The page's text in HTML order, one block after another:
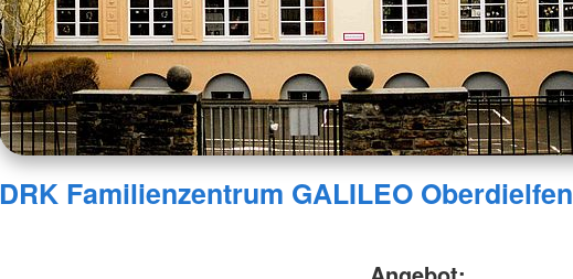
DRK Familienzentrum GALILEO Oberdielfen